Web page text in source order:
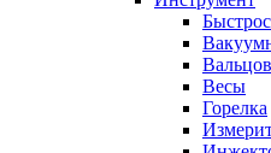
Весы
Горелка